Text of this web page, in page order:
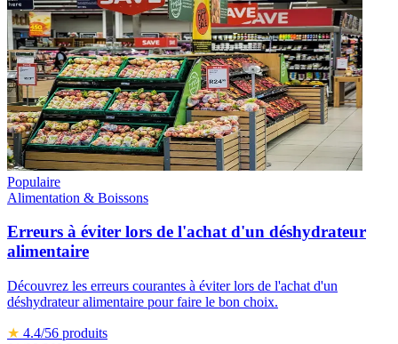
Populaire
Alimentation & Boissons
Erreurs à éviter lors de l'achat d'un déshydrateur
alimentaire
Découvrez les erreurs courantes à éviter lors de l'achat d'un
déshydrateur alimentaire pour faire le bon choix.
★ 4.4/56 produits